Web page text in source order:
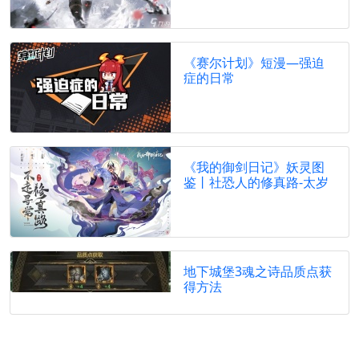
《赛尔计划》短漫—强迫
症的日常
《我的御剑日记》妖灵图
鉴丨社恐人的修真路-太岁
地下城堡3魂之诗品质点获
得方法